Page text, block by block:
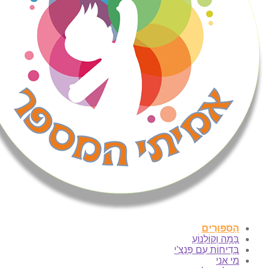
הַסִּפּוּרִים
בָּמָה וְקוֹלְנוֹעַ
בְּדִיחוֹת עִם פַּנְצִ'י
מי אני